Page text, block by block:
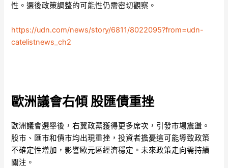
性。選後政策調整的可能性仍需密切觀察。
https://udn.com/news/story/6811/8022095?from=udn-
catelistnews_ch2
歐洲議會右傾 股匯債重挫
歐洲議會選舉後，右翼政黨獲得更多席次，引發市場震盪。
股市、匯市和債市均出現重挫，投資者擔憂這可能導致政策
不確定性增加，影響歐元區經濟穩定。未來政策走向需持續
關注。